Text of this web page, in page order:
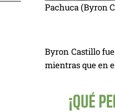
Pachuca (Byron
Byron Castillo
mientras que en
¡QUÉ